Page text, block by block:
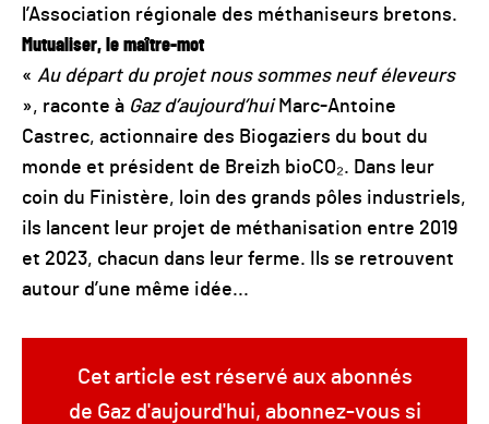
l’Association régionale des méthaniseurs bretons.
Mutualiser, le maître-mot
« Au départ du projet nous sommes neuf éleveurs
», raconte à Gaz d’aujourd’huiMarc-Antoine
Castrec, actionnaire des Biogaziers du bout du
monde et président de Breizh bioCO₂. Dans leur
coin du Finistère, loin des grands pôles industriels,
ils lancent leur projet de méthanisation entre 2019
et 2023, chacun dans leur ferme. Ils se retrouvent
autour d’une même idée...
Cet article est réservé aux abonnés
de Gaz d'aujourd'hui, abonnez-vous si